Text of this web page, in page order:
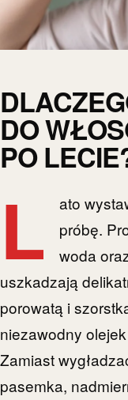
DO
PO
L
ato
próbę.
woda
uszkadzają
porowatą i
niezawodny
Zamiast
pasemka,